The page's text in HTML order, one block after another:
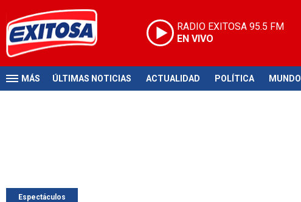
RADIO EXITOSA 95.5 FM
EN VIVO
MÁS ÚLTIMAS NOTICIAS ACTUALIDAD POLÍTICA MUNDO
Espectáculos